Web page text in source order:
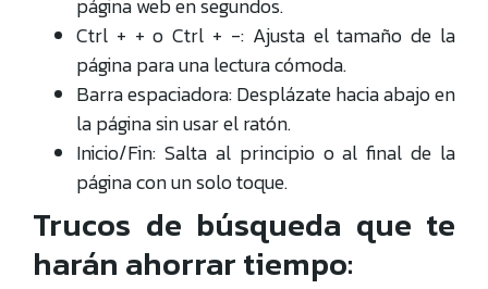
página web en segundos.
Ctrl + + o Ctrl + -: Ajusta el tamaño de la
página para una lectura cómoda.
Barra espaciadora: Desplázate hacia abajo en
la página sin usar el ratón.
Inicio/Fin: Salta al principio o al final de la
página con un solo toque.
Trucos de búsqueda que te
harán ahorrar tiempo: